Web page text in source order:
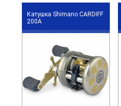
Катушка Shimano CARDIFF
200A